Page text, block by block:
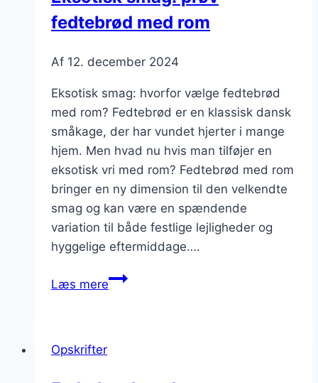
fedtebrød med rom
Af 12. december 2024
Eksotisk smag: hvorfor vælge fedtebrød
med rom? Fedtebrød er en klassisk dansk
småkage, der har vundet hjerter i mange
hjem. Men hvad nu hvis man tilføjer en
eksotisk vri med rom? Fedtebrød med rom
bringer en ny dimension til den velkendte
smag og kan være en spændende
variation til både festlige lejligheder og
hyggelige eftermiddage….
Læs mereEksotisk
Opskrifter